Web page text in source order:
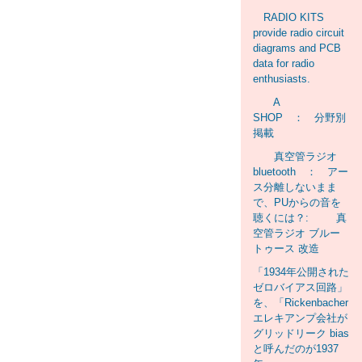
RADIO KITS
provide radio circuit
diagrams and PCB
data for radio
enthusiasts.
A
SHOP ： 分野別
掲載
真空管ラジオ
bluetooth ： アー
ス分離しないまま
で、PUからの音を
聴くには？: 真
空管ラジオ ブルー
トゥース 改造
「1934年公開された
ゼロバイアス回路」
を、「Rickenbacher
エレキアンプ会社が
グリッドリーク bias
と呼んだのが1937